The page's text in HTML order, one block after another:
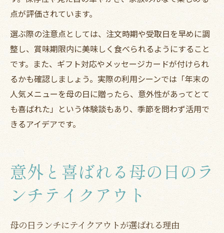
点が評価されています。
選ぶ際の注意点としては、注文時期や受取日を早めに調
整し、賞味期限内に美味しく食べられるようにすること
です。また、ギフト対応やメッセージカードが付けられ
るかも確認しましょう。実際の利用シーンでは「年末の
人気メニューを母の日に贈ったら、意外性があってとて
も喜ばれた」という体験談もあり、季節を問わず活用で
きるアイデアです。
意外と喜ばれる母の日のラ
ンチテイクアウト
母の日ランチにテイクアウトが選ばれる理由